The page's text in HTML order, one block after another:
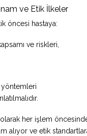
ve Etik İlkeler
öncesi hastaya:
ve riskleri,
yöntemleri
her işlem öncesinde
alıyor ve etik